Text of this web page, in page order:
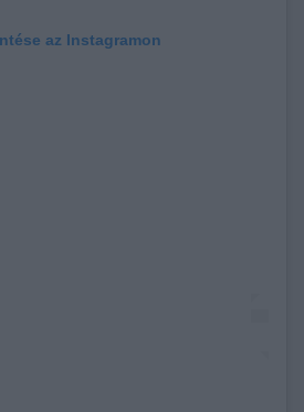
az Instagramon